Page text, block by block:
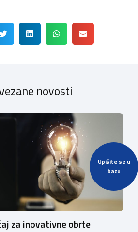
Upišite se u
bazu
novosti
za inovativne obrte